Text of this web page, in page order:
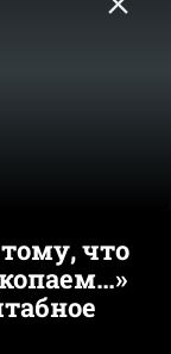
что